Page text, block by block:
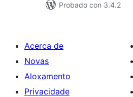
Probado con 3.4.2
Acerca de
Novas
Aloxamento
Privacidade